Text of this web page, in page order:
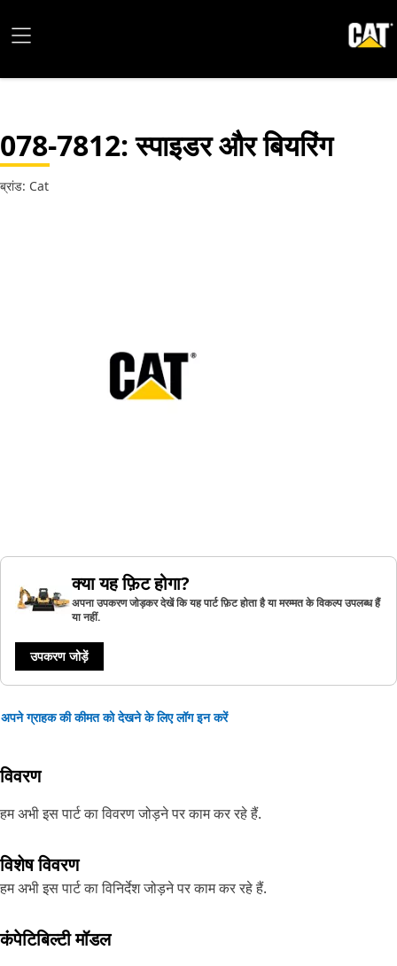
078-7812: स्पाइडर और बियरिंग
ब्रांड: Cat
क्या यह फ़िट होगा?
अपना उपकरण जोड़कर देखें कि यह पार्ट फ़िट होता है या मरम्मत के विकल्प उपलब्ध हैं
या नहीं.
उपकरण जोड़ें
अपने ग्राहक की कीमत को देखने के लिए लॉग इन करें
विवरण
हम अभी इस पार्ट का विवरण जोड़ने पर काम कर रहे हैं.
विशेष विवरण
हम अभी इस पार्ट का विनिर्देश जोड़ने पर काम कर रहे हैं.
कंपेटिबिल्टी मॉडल